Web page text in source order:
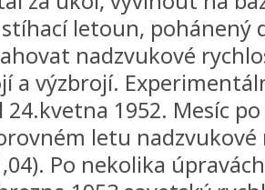
letoun, pohánený
nadzvukové
a výzbrojí.
24.kvetna 1952. Mesíc
letu nadzvukové
Po nekolika